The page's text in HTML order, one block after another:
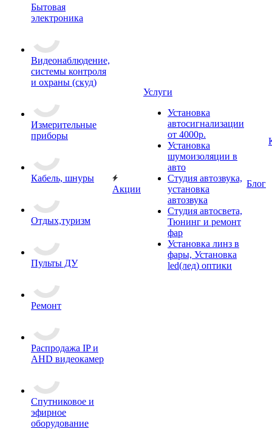
Бытовая
электроника
Видеонаблюдение,
системы контроля
и охраны (скуд)
Измерительные
приборы
Кабель, шнуры
Отдых,туризм
Пульты ДУ
Ремонт
Распродажа IP и
AHD видеокамер
Спутниковое и
эфирное
оборудование
Акции
Услуги
Установка
автосигнализации
от 4000р.
Установка
шумоизоляции в
авто
Студия автозвука,
установка
автозвука
Студия автосвета,
Тюнинг и ремонт
фар
Установка линз в
фары, Установка
led(лед) оптики
Блог